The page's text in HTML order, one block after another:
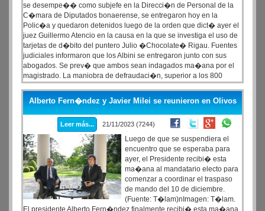
se desempe�� como subjefe en la Direcci�n de Personal de la
C�mara de Diputados bonaerense, se entregaron hoy en la
Polic�a y quedaron detenidos luego de la orden que dict� ayer el
juez Guillermo Atencio en la causa en la que se investiga el uso de
tarjetas de d�bito del puntero Julio �Chocolate� Rigau. Fuentes
judiciales informaron que los Albini se entregaron junto con sus
abogados. Se prev� que ambos sean indagados ma�ana por el
magistrado. La maniobra de defraudaci�n, superior a los 800
millones de pesos, habr�a comenzado al menos en 2021, con
decenas de contratos, y no se descarta la participaci�n de varios
legisladores.
Alberto Fern�ndez y Javier Milei se reunieron en Olivos
Leer más... 21/11/2023 (7244)
Luego de que se suspendiera el
encuentro que se esperaba para
ayer, el Presidente recibi� esta
ma�ana al mandatario electo para
comenzar a coordinar el traspaso
de mando del 10 de diciembre.
(Fuente: T�lam)nImagen: T�lam.
El presidente Alberto Fern�ndez finalmente recibi� esta ma�ana